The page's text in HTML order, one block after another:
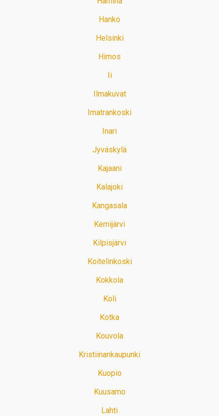
Hanko
Helsinki
Himos
Ii
Ilmakuvat
Imatrankoski
Inari
Jyväskylä
Kajaani
Kalajoki
Kangasala
Kemijärvi
Kilpisjärvi
Koitelinkoski
Kokkola
Koli
Kotka
Kouvola
Kristiinankaupunki
Kuopio
Kuusamo
Lahti